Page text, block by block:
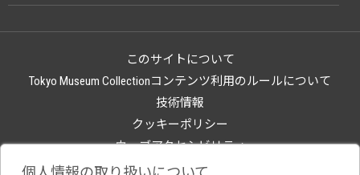
このサイトについて
Tokyo Museum Collectionコンテンツ利用のルールについて
技術情報
クッキーポリシー
ウェブアクセシビリティ
関連サイト